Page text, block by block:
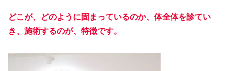
どこが、どのように固まっているのか、体全体を診てい
き、施術するのが、特徴です。